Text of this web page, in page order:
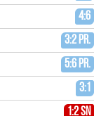
4:6
3:2 pr.
5:6 pr.
3:1
1:2 sn